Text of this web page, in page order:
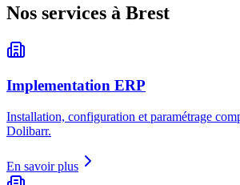
Nos services à Brest
Implementation ERP
Installation, configuration et paramétrage
Dolibarr.
En savoir plus